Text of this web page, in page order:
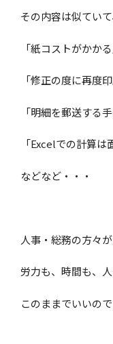
その内容は似ていて
「紙コストがかかる
「修正の度に再度
「明細を郵送する
「Excelでの計算は
などなど・・・
人事・総務の方々
労力も、時間も、
このままでいいので